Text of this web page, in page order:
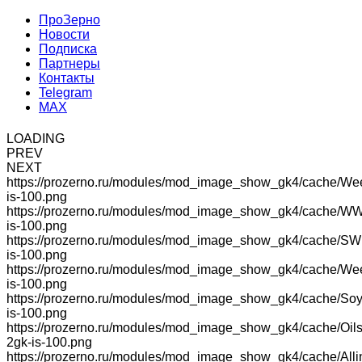
ПроЗерно
Новости
Подписка
Партнеры
Контакты
Telegram
MAX
LOADING
PREV
NEXT
https://prozerno.ru/modules/mod_image_show_gk4/cache/
is-100.png
https://prozerno.ru/modules/mod_image_show_gk4/cache/
is-100.png
https://prozerno.ru/modules/mod_image_show_gk4/cache/
is-100.png
https://prozerno.ru/modules/mod_image_show_gk4/cache/
is-100.png
https://prozerno.ru/modules/mod_image_show_gk4/cache/
is-100.png
https://prozerno.ru/modules/mod_image_show_gk4/cache/
2gk-is-100.png
https://prozerno.ru/modules/mod_image_show_gk4/cache/